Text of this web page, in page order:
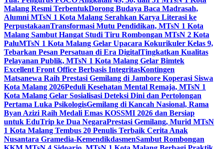
Malang Resmi TerbentukDorong Budaya Baca Madrasah,
Alumni MTsN 1 Kota Malang Serahkan Karya Literasi ke
PerpustakaanTransformasi Mutu Pendidikan, MTsN 1 Kota
Malang Sambut Hangat Studi Tiru Rombongan MTsN 2 Kota
PaluMTsN 1 Kota Malang Gelar Upacara Kokurikuler Kelas 9,
Tebarkan Pesan Persatuan di Era DigitalTingkatkan Kualitas
Pelayanan Publik, MTsN 1 Kota Malang Gelar Bimtek
Excellent Front Office Berbasis IntegritasKontingen
Matsanewa Raih Prestasi Gemilang di Jambore Koperasi Siswa
Kota Malang 2026Peduli Kesehatan Mental Remaja, MTsN 1
Kota Malang Gelar Sosialisasi Deteksi Dini dan Pertolongan
Pertama Luka PsikologisGemilang di Kancah Nasional, Rama
Byan Azizi Raih Medali Emas KOSSMI 2026 dan Bersiap
untuk EduTrip ke Dua NegaraPrestasi Gemilang, Murid MTsN
1 Kota Malang Tembus 20 Penulis Terbaik Cerita Anak
Nusantara Gramedia-KemendikdasmenSambut Rombongan